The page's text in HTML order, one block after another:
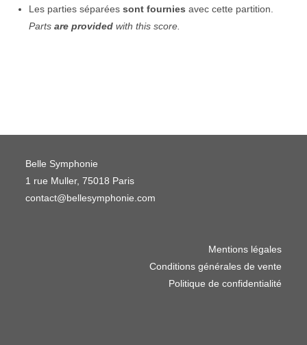
Les parties séparéessont fournies avec cette partition.
Partsare provided with this score.
Belle Symphonie
1 rue Muller, 75018 Paris
contact@bellesymphonie.com
Mentions légales
Conditions générales de vente
Politique de confidentialité